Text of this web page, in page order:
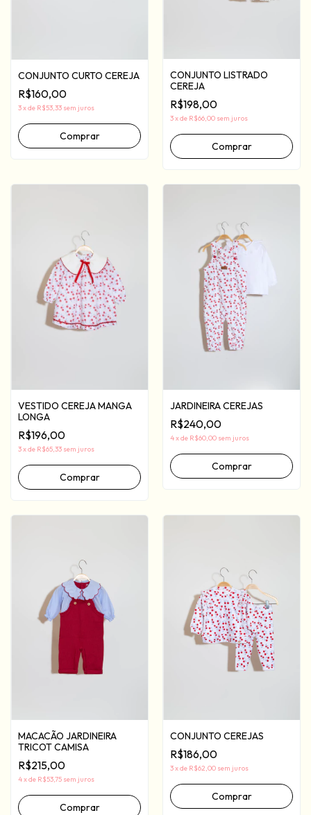
CONJUNTO CURTO CEREJA
R$160,00
3xde R$53,33 sem juros
Comprar
CONJUNTO LISTRADO
CEREJA
R$198,00
3xde R$66,00 sem juros
Comprar
VESTIDO CEREJA MANGA
LONGA
R$196,00
3xde R$65,33 sem juros
Comprar
JARDINEIRA CEREJAS
R$240,00
4xde R$60,00 sem juros
Comprar
MACACÃO JARDINEIRA
TRICOT CAMISA
R$215,00
4xde R$53,75 sem juros
Comprar
CONJUNTO CEREJAS
R$186,00
3xde R$62,00 sem juros
Comprar